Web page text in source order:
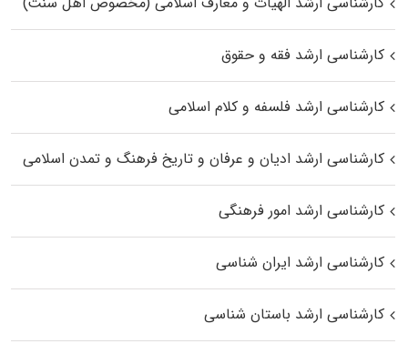
کارشناسی ارشد فقه و حقوق
کارشناسی ارشد فلسفه و کلام اسلامی
کارشناسی ارشد ادیان و عرفان و تاریخ فرهنگ و تمدن اسلامی
کارشناسی ارشد امور فرهنگی
کارشناسی ارشد ایران شناسی
کارشناسی ارشد باستان شناسی